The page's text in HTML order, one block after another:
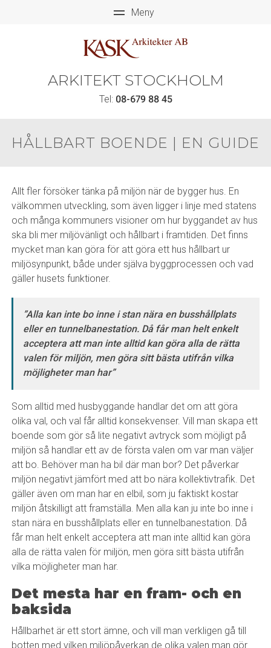
ARKITEKT STOCKHOLM
Tel: 08-679 88 45
HÅLLBART BOENDE | EN GUIDE
Allt fler försöker tänka på miljön när de bygger hus. En
välkommen utveckling, som även ligger i linje med statens
och många kommuners visioner om hur byggandet av hus
ska bli mer miljövänligt och hållbart i framtiden. Det finns
mycket man kan göra för att göra ett hus hållbart ur
miljösynpunkt, både under själva byggprocessen och vad
gäller husets funktioner.
”Alla kan inte bo inne i stan nära en busshållplats
eller en tunnelbanestation. Då får man helt enkelt
acceptera att man inte alltid kan göra alla de rätta
valen för miljön, men göra sitt bästa utifrån vilka
möjligheter man har”
Som alltid med husbyggande handlar det om att göra
olika val, och val får alltid konsekvenser. Vill man skapa ett
boende som gör så lite negativt avtryck som möjligt på
miljön så handlar ett av de första valen om var man väljer
att bo. Behöver man ha bil där man bor? Det påverkar
miljön negativt jämfört med att bo nära kollektivtrafik. Det
gäller även om man har en elbil, som ju faktiskt kostar
miljön åtskilligt att framställa. Men alla kan ju inte bo inne i
stan nära en busshållplats eller en tunnelbanestation. Då
får man helt enkelt acceptera att man inte alltid kan göra
alla de rätta valen för miljön, men göra sitt bästa utifrån
vilka möjligheter man har.
Det mesta har en fram- och en
baksida
Hållbarhet är ett stort ämne, och vill man verkligen gå till
botten med vilken miljöpåverkan de olika valen man gör